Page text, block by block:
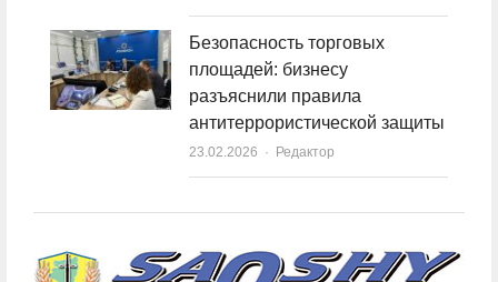
Безопасность торговых
площадей: бизнесу
разъяснили правила
антитеррористической защиты
23.02.2026 Author
Редактор